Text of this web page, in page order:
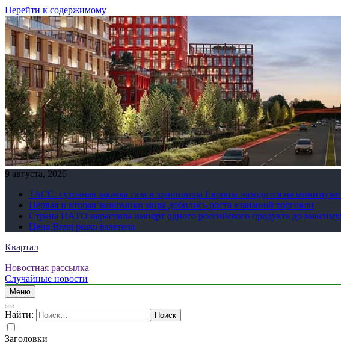
Перейти к содержимому
9 августа, 2026
ТАСС: суточная закачка газа в хранилища Европы находится на минимуме
Первая и вторая экономики мира добились роста взаимной торговли
Страна НАТО нарастила импорт одного российского продукта до
Цена Brent резко взлетела
Квартал
Новостная рассылка
Случайные новости
Меню
Найти:
Заголовки